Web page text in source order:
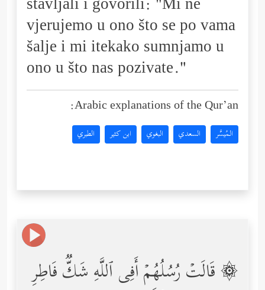
stavljali i govorili: "Mi ne
vjerujemo u ono što se po vama
šalje i mi itekako sumnjamo u
ono u što nas pozivate."
Arabic explanations of the Qur’an:
المُيسَّر السعدي البغوي ابن كثير الطبري
۞ قَالَتۡ رُسُلُهُمۡ أَفِی ٱللَّهِ شَكࣱّ فَاطِرِ